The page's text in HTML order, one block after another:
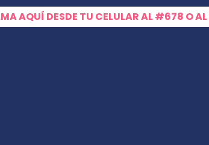
AQUÍ DESDE TU CELULAR AL#678 O AL